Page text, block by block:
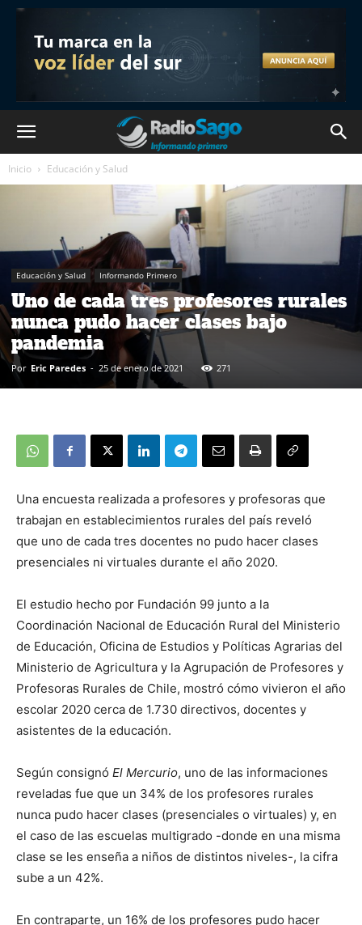
Inicio Educación y Salud
Educación y Salud Informando Primero
Uno de cada tres profesores rurales
nunca pudo hacer clases bajo
pandemia
Por Eric Paredes - 25 de enero de 2021 271
Una encuesta realizada a profesores y profesoras que
trabajan en establecimientos rurales del país reveló
que uno de cada tres docentes no pudo hacer clases
presenciales ni virtuales durante el año 2020.
El estudio hecho por Fundación 99 junto a la
Coordinación Nacional de Educación Rural del Ministerio
de Educación, Oficina de Estudios y Políticas Agrarias del
Ministerio de Agricultura y la Agrupación de Profesores y
Profesoras Rurales de Chile, mostró cómo vivieron el año
escolar 2020 cerca de 1.730 directivos, docentes y
asistentes de la educación.
Según consignó El Mercurio, uno de las informaciones
reveladas fue que un 34% de los profesores rurales
nunca pudo hacer clases (presenciales o virtuales) y, en
el caso de las escuelas multigrado -donde en una misma
clase se les enseña a niños de distintos niveles-, la cifra
sube a un 42%.
En contraparte, un 16% de los profesores pudo hacer